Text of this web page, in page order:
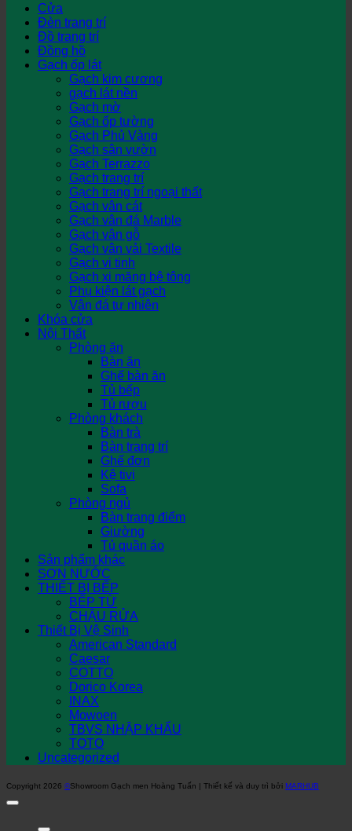
Cửa
Đèn trang trí
Đồ trang trí
Đồng hồ
Gạch ốp lát
Gạch kim cương
gạch lát nền
Gạch mờ
Gạch ốp tường
Gạch Phủ Vàng
Gạch sân vườn
Gạch Terrazzo
Gạch trang trí
Gạch trang trí ngoại thất
Gạch vân cát
Gạch vân đá Marble
Gạch vân gỗ
Gạch vân vải Textile
Gạch vi tinh
Gạch xi măng bê tông
Phụ kiện lát gạch
Vân đá tự nhiên
Khóa cửa
Nội Thất
Phòng ăn
Bàn ăn
Ghế bàn ăn
Tủ bếp
Tủ rượu
Phòng khách
Bàn trà
Bàn trang trí
Ghế đơn
Kệ tivi
Sofa
Phòng ngủ
Bàn trang điểm
Giường
Tủ quần áo
Sản phẩm khác
SƠN NƯỚC
THIẾT BỊ BẾP
BẾP TỪ
CHẬU RỬA
Thiết Bị Vệ Sinh
American Standard
Caesar
COTTO
Dorico Korea
INAX
Mowoen
TBVS NHẬP KHẨU
TOTO
Uncategorized
Copyright 2026 ©Showroom Gạch men Hoàng Tuấn | Thiết kế và duy trì bởi MARHUB